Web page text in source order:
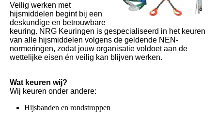
Veilig werken met
hijsmiddelen begint bij een
deskundige en betrouwbare
keuring. NRG Keuringen is gespecialiseerd in het keuren
van alle hijsmiddelen volgens de geldende NEN-
normeringen, zodat jouw organisatie voldoet aan de
wettelijke eisen én veilig kan blijven werken.
Wat keuren wij?
Wij keuren onder andere:
Hijsbanden en rondstroppen